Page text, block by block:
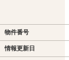
物件番号
情報更新日